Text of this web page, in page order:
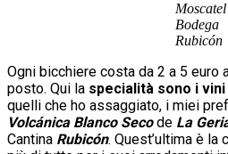
Moscatel
Bodega
Rubicón
Ogni bicchiere costa da 2 a 5 euro
posto. Qui la specialità sono i
quelli che ho assaggiato, i miei
Volcánica Blanco Secode La
Cantina Rubicón. Quest’ultima è la